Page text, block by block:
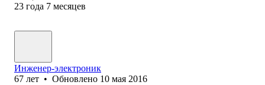
23 года 7 месяцев
Инженер-электроник
67 лет • Обновлено 10 мая 2016